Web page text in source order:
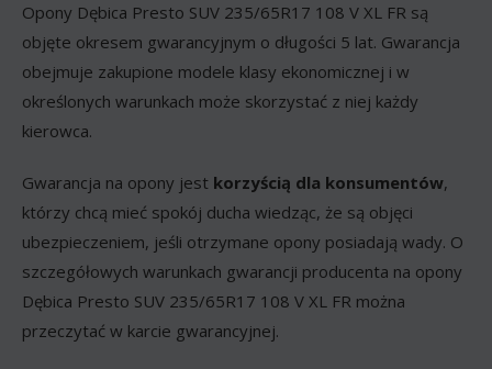
Opony Dębica Presto SUV 235/65R17 108 V XL FR są
objęte okresem gwarancyjnym o długości 5 lat. Gwarancja
obejmuje zakupione modele klasy ekonomicznej i w
określonych warunkach może skorzystać z niej każdy
kierowca.
Gwarancja na opony jest korzyścią dla konsumentów,
którzy chcą mieć spokój ducha wiedząc, że są objęci
ubezpieczeniem, jeśli otrzymane opony posiadają wady. O
szczegółowych warunkach gwarancji producenta na opony
Dębica Presto SUV 235/65R17 108 V XL FR można
przeczytać w karcie gwarancyjnej.